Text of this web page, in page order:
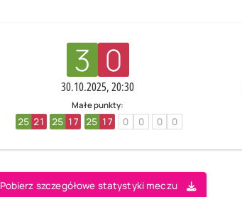
3 0
30.10.2025, 20:30
Małe punkty:
25 21 25 17 25 17 0 0 0 0
Pobierz szczegółowe statystyki meczu